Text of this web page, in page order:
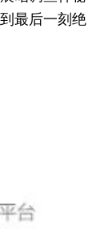
最后一刻绝